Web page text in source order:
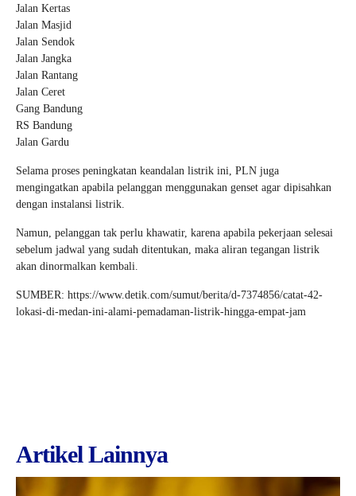
Jalan Kertas
Jalan Masjid
Jalan Sendok
Jalan Jangka
Jalan Rantang
Jalan Ceret
Gang Bandung
RS Bandung
Jalan Gardu
Selama proses peningkatan keandalan listrik ini, PLN juga
mengingatkan apabila pelanggan menggunakan genset agar dipisahkan
dengan instalansi listrik.
Namun, pelanggan tak perlu khawatir, karena apabila pekerjaan selesai
sebelum jadwal yang sudah ditentukan, maka aliran tegangan listrik
akan dinormalkan kembali.
SUMBER: https://www.detik.com/sumut/berita/d-7374856/catat-42-
lokasi-di-medan-ini-alami-pemadaman-listrik-hingga-empat-jam
Artikel Lainnya